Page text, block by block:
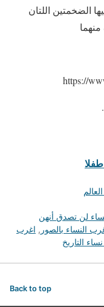
الضخمتين اللتان
https://
10 نساء لن تصدق أنهن
النساء بالصور , اغرب
التاريخ
Back to top